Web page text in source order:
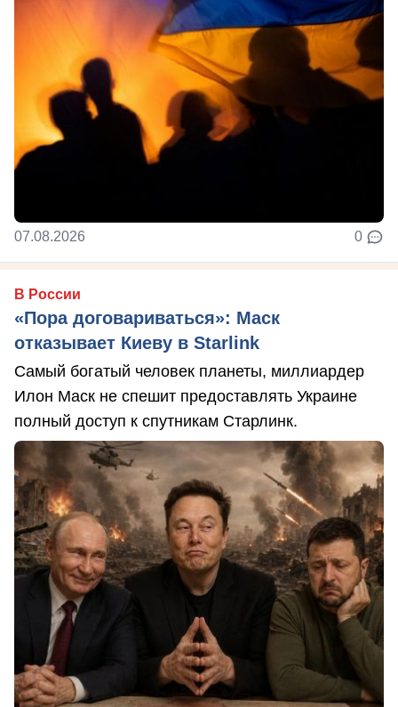
07.08.2026 0
В России
«Пора договариваться»: Маск
отказывает Киеву в Starlink
Самый богатый человек планеты, миллиардер
Илон Маск не спешит предоставлять Украине
полный доступ к спутникам Старлинк.